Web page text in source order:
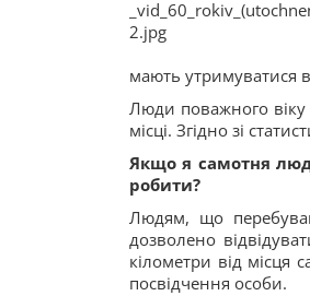
мають утримуватися
Люди поважного віку
місці. Згідно зі
Якщо я самотня
робити?
Людям, що
дозволено
кілометри від місця
посвідчення особи.